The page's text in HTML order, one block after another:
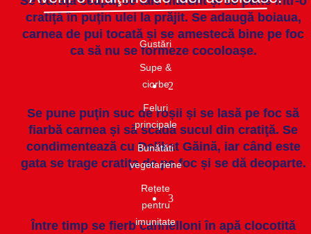
cratiţă în puţin ulei la prăjit. Se adaugă boiaua,
carnea de pui tocată și se amestecă bine pe foc
ca să nu se formeze cocoloașe.
2
Se pune puţin suc de roșii și se lasă pe foc să
fiarbă carnea și să scadă sucul din cratiţă. Se
condimentează cu Delikat Găină, iar când este
gata se trage cratiţa de pe foc și se dă deoparte.
3
Între timp se fierb cannelloni în apă clocotită
Gustări​
Supe &
ciorbe​
Feluri
principale
Bunătăti
vegetariene
Rețete
pentru
imunitate​